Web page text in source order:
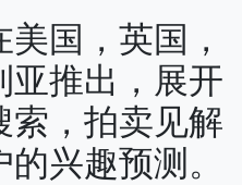
国，英国，
亚推出，展开
索，拍卖见解
兴趣预测。